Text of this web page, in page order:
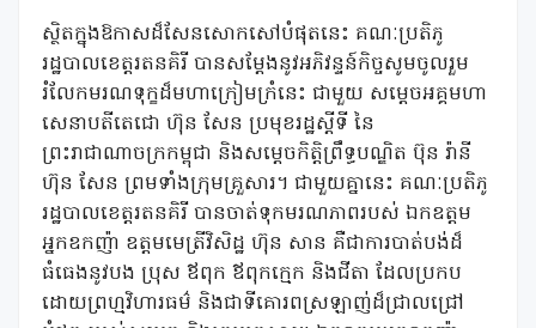
ស្ថិតក្នុងឱកាសដ៏សែនសោកសៅបំផុតនេះ គណៈប្រតិភូ
រដ្ឋបាលខេត្តរតនគិរី បានសម្ដែងនូវអភិវន្ទន៍កិច្ចសូមចូលរួម
រំលែកមរណទុក្ខដ៏មហាក្រៀមក្រំនេះ ជាមួយ សម្តេចអគ្គមហា
សេនាបតីតេជោ ហ៊ុន សែន ប្រមុខរដ្ឋស្តីទី នៃ
ព្រះរាជាណាចក្រកម្ពុជា និងសម្តេចកិត្តិព្រឹទ្ធបណ្ឌិត ប៊ុន រ៉ានី
ហ៊ុន សែន ព្រមទាំងក្រុមគ្រួសារ។ ជាមួយគ្នានេះ គណៈប្រតិភូ
រដ្ឋបាលខេត្តរតនគិរី បានចាត់ទុកមរណភាពរបស់ ឯកឧត្តម
អ្នកឧកញ៉ា ឧត្ដមមេត្រីវិសិដ្ឋ ហ៊ុន សាន គឺជាការបាត់បង់ដ៏
ធំធេងនូវបង ប្រុស ឪពុក ឪពុកក្មេក និងជីតា ដែលប្រកប
ដោយព្រហ្មវិហារធម៌ និងជាទីគោរពស្រឡាញ់ដ៏ជ្រាលជ្រៅ